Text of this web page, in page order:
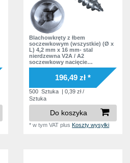
Blachowkręty z łbem
soczewkowym (wszystkie) (Ø x
L) 4,2 mm x 16 mm- stal
nierdzewna V2A / A2
soczewkowy nacięcie
Podkładka EPDM
196,49 zł *
500 Sztuka | 0,39 zł /
Sztuka
Do koszyka
*w tym VAT plusKoszty wysyłki